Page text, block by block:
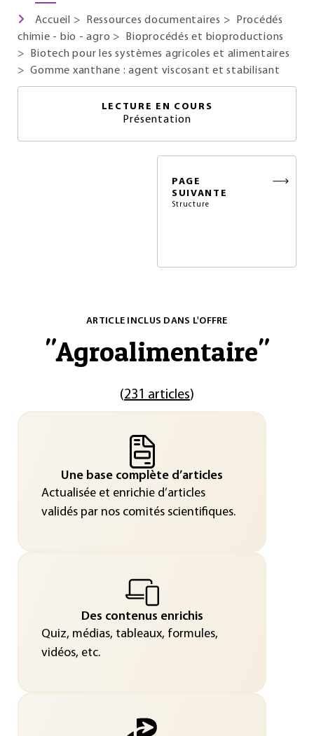
Accueil > Ressources documentaires >
Procédés
chimie - bio - agro >
Bioprocédés et bioproductions
>
Biotech pour les systèmes agricoles et alimentaires
>Gomme xanthane : agent viscosant et stabilisant
LECTURE EN COURS
Présentation
PAGE
SUIVANTE
Structure
ARTICLE INCLUS DANS L'OFFRE
"Agroalimentaire"
(231 articles)
Une base complète d’articles
Actualisée et enrichie d’articles
validés par nos comités scientifiques.
Des contenus enrichis
Quiz, médias, tableaux, formules,
vidéos, etc.